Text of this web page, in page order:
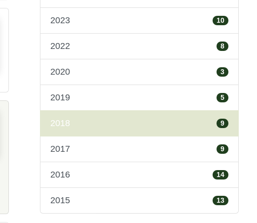
2023 10
2022 8
2020 3
2019 5
2018 9
2017 9
2016 14
2015 13